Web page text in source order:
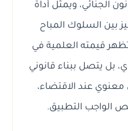
الجنائي، ويمثل أداة
بين السلوك المباح
قيمته العلمية في
بل يتصل ببناء قانوني
عند الاقتضاء،
الواجب التطبيق.